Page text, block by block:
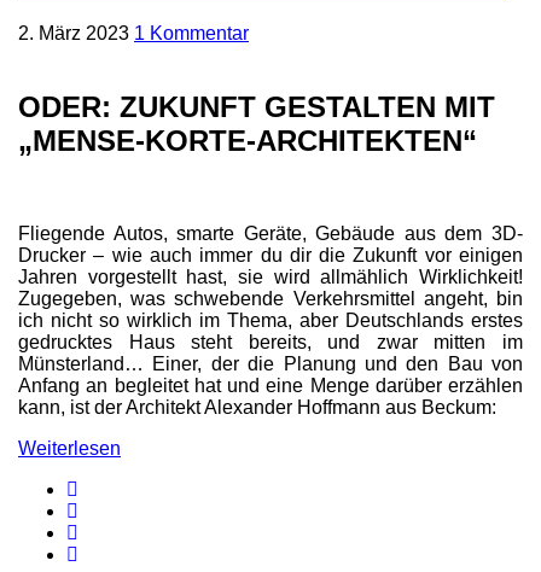
2. März 2023 1 Kommentar
ODER: ZUKUNFT GESTALTEN MIT
„MENSE-KORTE-ARCHITEKTEN“
Fliegende Autos, smarte Geräte, Gebäude aus dem 3D-
Drucker – wie auch immer du dir die Zukunft vor einigen
Jahren vorgestellt hast, sie wird allmählich Wirklichkeit!
Zugegeben, was schwebende Verkehrsmittel angeht, bin
ich nicht so wirklich im Thema, aber Deutschlands erstes
gedrucktes Haus steht bereits, und zwar mitten im
Münsterland… Einer, der die Planung und den Bau von
Anfang an begleitet hat und eine Menge darüber erzählen
kann, ist der Architekt Alexander Hoffmann aus Beckum:
Weiterlesen